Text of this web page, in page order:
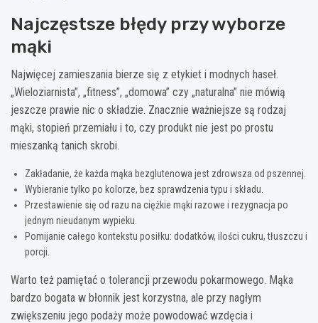
Najczęstsze błędy przy wyborze
mąki
Najwięcej zamieszania bierze się z etykiet i modnych haseł.
„Wieloziarnista”, „fitness”, „domowa” czy „naturalna” nie mówią
jeszcze prawie nic o składzie. Znacznie ważniejsze są rodzaj
mąki, stopień przemiału i to, czy produkt nie jest po prostu
mieszanką tanich skrobi.
Zakładanie, że każda mąka bezglutenowa jest zdrowsza od pszennej.
Wybieranie tylko po kolorze, bez sprawdzenia typu i składu.
Przestawienie się od razu na ciężkie mąki razowe i rezygnacja po
jednym nieudanym wypieku.
Pomijanie całego kontekstu posiłku: dodatków, ilości cukru, tłuszczu i
porcji.
Warto też pamiętać o tolerancji przewodu pokarmowego. Mąka
bardzo bogata w błonnik jest korzystna, ale przy nagłym
zwiększeniu jego podaży może powodować wzdęcia i